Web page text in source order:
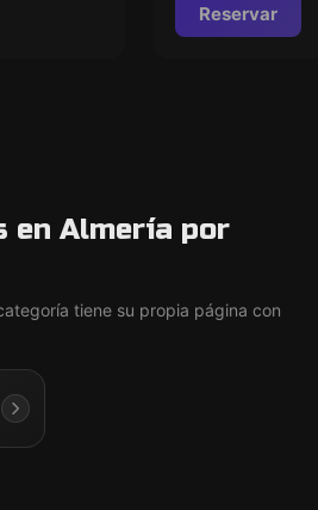
Reservar
en Almería por
tiene su propia página con